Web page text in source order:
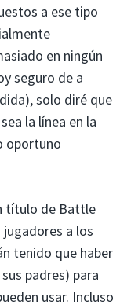
a ese tipo
en ningún
seguro de a
solo diré que
la línea en la
oportuno
título de Battle
a los
tenido que haber
padres) para
usar. Incluso